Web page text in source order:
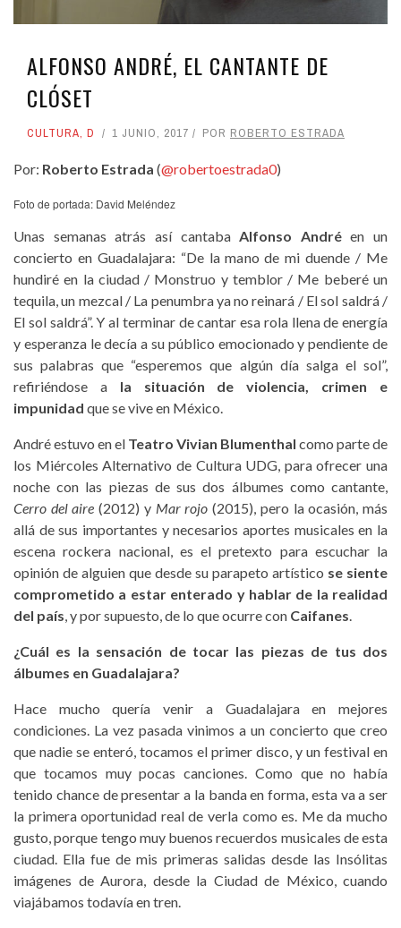
ALFONSO ANDRÉ, EL CANTANTE DE
CLÓSET
CULTURA, D 1 JUNIO, 2017 POR ROBERTO ESTRADA
Por: Roberto Estrada (@robertoestrada0)
Foto de portada: David Meléndez
Unas semanas atrás así cantabaAlfonso Andréen un
concierto en Guadalajara: “De la mano de mi duende / Me
hundiré en la ciudad / Monstruo y temblor / Me beberé un
tequila, un mezcal / La penumbra ya no reinará / El sol saldrá /
El sol saldrá”. Y al terminar de cantar esa rola llena de energía
y esperanza le decía a su público emocionado y pendiente de
sus palabras que “esperemos que algún día salga el sol”,
refiriéndose ala situación de violencia, crimen e
impunidad que se vive en México.
André estuvo en el Teatro Vivian Blumenthal como parte de
los Miércoles Alternativo de Cultura UDG, para ofrecer una
noche con las piezas de sus dos álbumes como cantante,
Cerro del aire (2012) y Mar rojo (2015), pero la ocasión, más
allá de sus importantes y necesarios aportes musicales en la
escena rockera nacional, es el pretexto para escuchar la
opinión de alguien que desde su parapeto artístico se siente
comprometido a estar enterado y hablar de la realidad
del país, y por supuesto, de lo que ocurre con Caifanes.
¿Cuál es la sensación de tocar las piezas de tus dos
álbumes en Guadalajara?
Hace mucho quería venir a Guadalajara en mejores
condiciones. La vez pasada vinimos a un concierto que creo
que nadie se enteró, tocamos el primer disco, y un festival en
que tocamos muy pocas canciones. Como que no había
tenido chance de presentar a la banda en forma, esta va a ser
la primera oportunidad real de verla como es. Me da mucho
gusto, porque tengo muy buenos recuerdos musicales de esta
ciudad. Ella fue de mis primeras salidas desde las Insólitas
imágenes de Aurora, desde la Ciudad de México, cuando
viajábamos todavía en tren.